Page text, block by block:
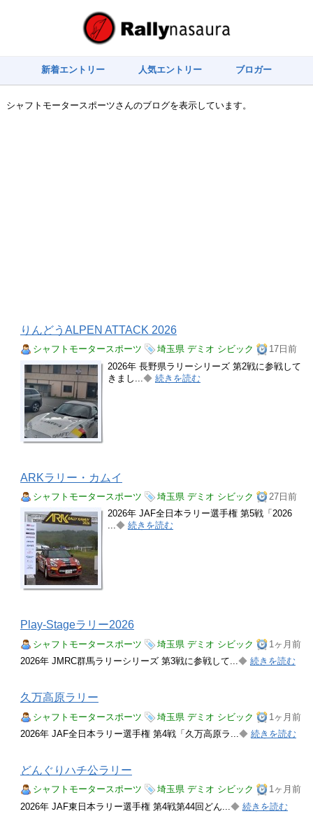
新着エントリー 人気エントリー ブロガー
シャフトモータースポーツさんのブログを表示しています。
りんどうALPEN ATTACK 2026
シャフトモータースポーツ 埼玉県 デミオ シビック
17日前
2026年 長野県ラリーシリーズ 第2戦に参戦して
きまし... ◆ 続きを読む
ARKラリー・カムイ
シャフトモータースポーツ 埼玉県 デミオ シビック
27日前
2026年 JAF全日本ラリー選手権 第5戦「2026
...◆ 続きを読む
Play-Stageラリー2026
シャフトモータースポーツ 埼玉県 デミオ シビック
1ヶ月前
2026年 JMRC群馬ラリーシリーズ 第3戦に参戦して...◆ 続きを読む
久万高原ラリー
シャフトモータースポーツ 埼玉県 デミオ シビック
1ヶ月前
2026年 JAF全日本ラリー選手権 第4戦「久万高原ラ...◆ 続きを読む
どんぐりハチ公ラリー
シャフトモータースポーツ 埼玉県 デミオ シビック
1ヶ月前
2026年 JAF東日本ラリー選手権 第4戦第44回どん... ◆ 続きを読む